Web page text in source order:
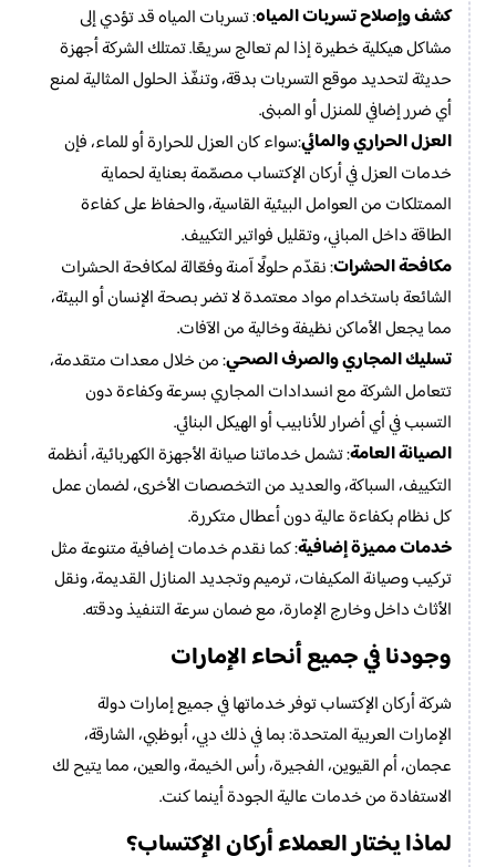
كشف وإصلاح تسربات المياه: تسربات المياه قد تؤدي إلى
مشاكل هيكلية خطيرة إذا لم تعالج سريعًا. تمتلك الشركة أجهزة
حديثة لتحديد موقع التسربات بدقة، وتنفّذ الحلول المثالية لمنع
أي ضرر إضافي للمنزل أو المبنى.
العزل الحراري والمائي:سواء كان العزل للحرارة أو للماء، فإن
خدمات العزل في أركان الإكتساب مصمّمة بعناية لحماية
الممتلكات من العوامل البيئية القاسية، والحفاظ على كفاءة
الطاقة داخل المباني، وتقليل فواتير التكييف.
مكافحة الحشرات: نقدّم حلولًا آمنة وفعّالة لمكافحة الحشرات
الشائعة باستخدام مواد معتمدة لا تضر بصحة الإنسان أو البيئة،
مما يجعل الأماكن نظيفة وخالية من الآفات.
تسليك المجاري والصرف الصحي: من خلال معدات متقدمة،
تتعامل الشركة مع انسدادات المجاري بسرعة وكفاءة دون
التسبب في أي أضرار للأنابيب أو الهيكل البنائي.
الصيانة العامة: تشمل خدماتنا صيانة الأجهزة الكهربائية، أنظمة
التكييف، السباكة، والعديد من التخصصات الأخرى، لضمان عمل
كل نظام بكفاءة عالية دون أعطال متكررة.
خدمات مميزة إضافية: كما نقدم خدمات إضافية متنوعة مثل
تركيب وصيانة المكيفات، ترميم وتجديد المنازل القديمة، ونقل
الأثاث داخل وخارج الإمارة، مع ضمان سرعة التنفيذ ودقته.
وجودنا في جميع أنحاء الإمارات
شركة أركان الإكتساب توفر خدماتها في جميع إمارات دولة
الإمارات العربية المتحدة: بما في ذلك دبي، أبوظبي، الشارقة،
عجمان، أم القيوين، الفجيرة، رأس الخيمة، والعين، مما يتيح لك
الاستفادة من خدمات عالية الجودة أينما كنت.
لماذا يختار العملاء أركان الإكتساب؟